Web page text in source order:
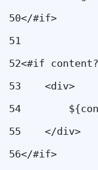
50</#if>
51
52<#if
53
    <div>
54
55
    </div>
56</#if>